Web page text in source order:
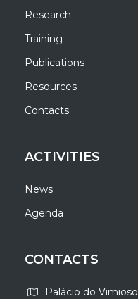
Research
Training
Publications
Resources
Contacts
ACTIVITIES
News
Agenda
CONTACTS
Palácio do Vimioso